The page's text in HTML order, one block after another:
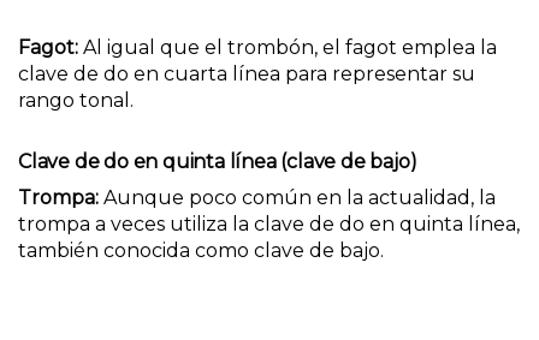
Fagot: Al igual que el trombón, el fagot emplea la
clave de do en cuarta línea para representar su
rango tonal.
Clave de do en quinta línea (clave de bajo)
Trompa: Aunque poco común en la actualidad, la
trompa a veces utiliza la clave de do en quinta línea,
también conocida como clave de bajo.